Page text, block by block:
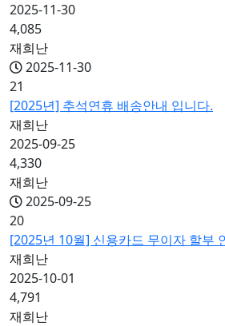
2025-11-30
4,085
재희난
2025-11-30
21
[2025년] 추석연휴 배송안내 입니다.
재희난
2025-09-25
4,330
재희난
2025-09-25
20
[2025년 10월] 신용카드 무이자 할부
재희난
2025-10-01
4,791
재희난